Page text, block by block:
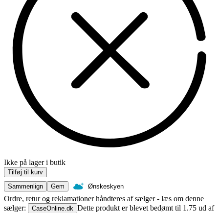
Ikke på lager i butik
Tilføj til kurv
Sammenlign
Gem Ønskeskyen
Ordre, retur og reklamationer håndteres af sælger - læs om denne
sælger:
CaseOnline.dk Dette produkt er blevet bedømt til 1.75 ud af